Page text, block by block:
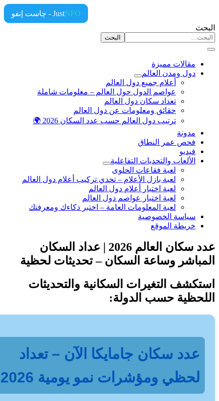
Just - چاست إنفو
مقالات مميزة
دول ومدن العالم
أعلام جميع دول العالم
عواصم الدول حول العالم – معلومات شاملة
تعداد سكان دول العالم
حقائق ومعلومات عن دول العالم
ترتيب دول العالم حسب عدد السكان 2026 🌍
مدونة
فحص عمر النطاق
فيديو
الألعاب والتحديات التفاعلية
لعبة فقاعات الحلوى
لعبة بازل الأعلام – تحدي تركيب أعلام دول العالم
لعبة اختبار أعلام دول العالم
لعبة اختبار عواصم دول العالم
لعبة المعلومات العامة – اختبر ذكاءك ومعرفتك
سياسة الخصوصية
خريطة الموقع
عدد سكان العالم 2026 | عداد السكان
وساعة السكان – تحديثات لحظية
التغيرات السكانية والتحديثات
حسب الدولة:
عدد سكان جامايكا الآن – تعداد
لحظي ومؤشرات نمو يومية 2026